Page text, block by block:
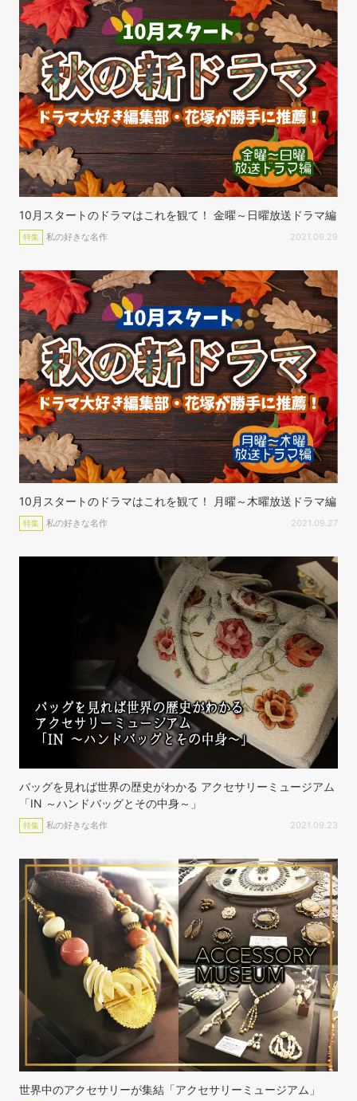
10月スタートのドラマはこれを観て！ 金曜～日曜放送ドラマ編
特集 私の好きな名作 2021.09.29
10月スタートのドラマはこれを観て！ 月曜～木曜放送ドラマ編
特集 私の好きな名作 2021.09.27
バッグを見れば世界の歴史がわかる アクセサリーミュージアム
「IN ～ハンドバッグとその中身～」
特集 私の好きな名作 2021.09.23
世界中のアクセサリーが集結「アクセサリーミュージアム」